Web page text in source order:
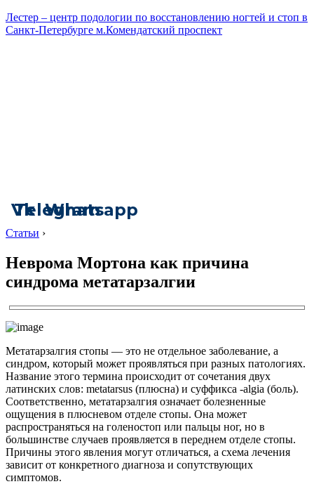
Лестер – центр подологии по восстановлению ногтей и стоп в
Санкт-Петербурге м.Комендатский проспект
Vk
Telegram
Whatsapp
Статьи ›
Неврома Мортона как причина
синдрома метатарзалгии
Метатарзалгия стопы — это не отдельное заболевание, а
синдром, который может проявляться при разных патологиях.
Название этого термина происходит от сочетания двух
латинских слов: metatarsus (плюсна) и суффикса -algia (боль).
Соответственно, метатарзалгия означает болезненные
ощущения в плюсневом отделе стопы. Она может
распространяться на голеностоп или пальцы ног, но в
большинстве случаев проявляется в переднем отделе стопы.
Причины этого явления могут отличаться, а схема лечения
зависит от конкретного диагноза и сопутствующих
симптомов.